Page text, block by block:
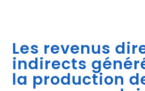
Les revenus
indirects
la production